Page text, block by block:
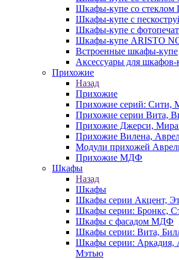
Шкафы-купе со стеклом
Шкафы-купе с
Шкафы-купе с
Шкафы-купе ARISTO
Встроенные шкафы-купе
Аксессуары для шкафов-
Прихожие
Назад
Прихожие
Прихожие серий: Сити,
Прихожие серии Вита,
Прихожие Джерси,
Прихожие Вилена,
Модули прихожей
Прихожие МДФ
Шкафы
Назад
Шкафы
Шкафы серии Акцент,
Шкафы серии: Бронкс,
Шкафы с фасадом МДФ
Шкафы серии: Вита,
Шкафы серии: Аркадия,
Мэтью